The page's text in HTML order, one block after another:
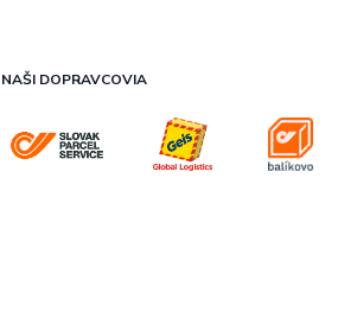
NAŠI DOPRAVCOVIA